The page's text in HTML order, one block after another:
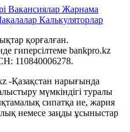
Вакансиялар Жарнама
Калькуляторлар
қорғалған.
гиперсілтеме bankpro.kz
110840006278.
-Қазақстан нарығында
мүмкіндігі туралы
сипатқа ие, жария
немесе заңды ұсыныстар